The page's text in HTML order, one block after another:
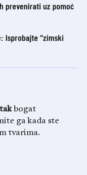
prevenirati uz pomoć
Isprobajte “zimski
bogat
ga kada ste
tvarima.